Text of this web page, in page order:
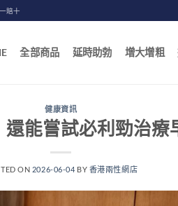
賠十
全部商品 延時助勃 增大增粗
健康資訊
能嘗試必利勁治療
ON 2026-06-04 BY 香港兩性網店